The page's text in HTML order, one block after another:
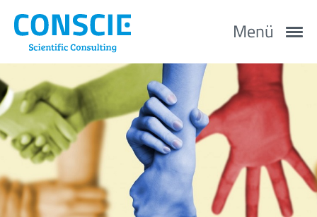
Menü